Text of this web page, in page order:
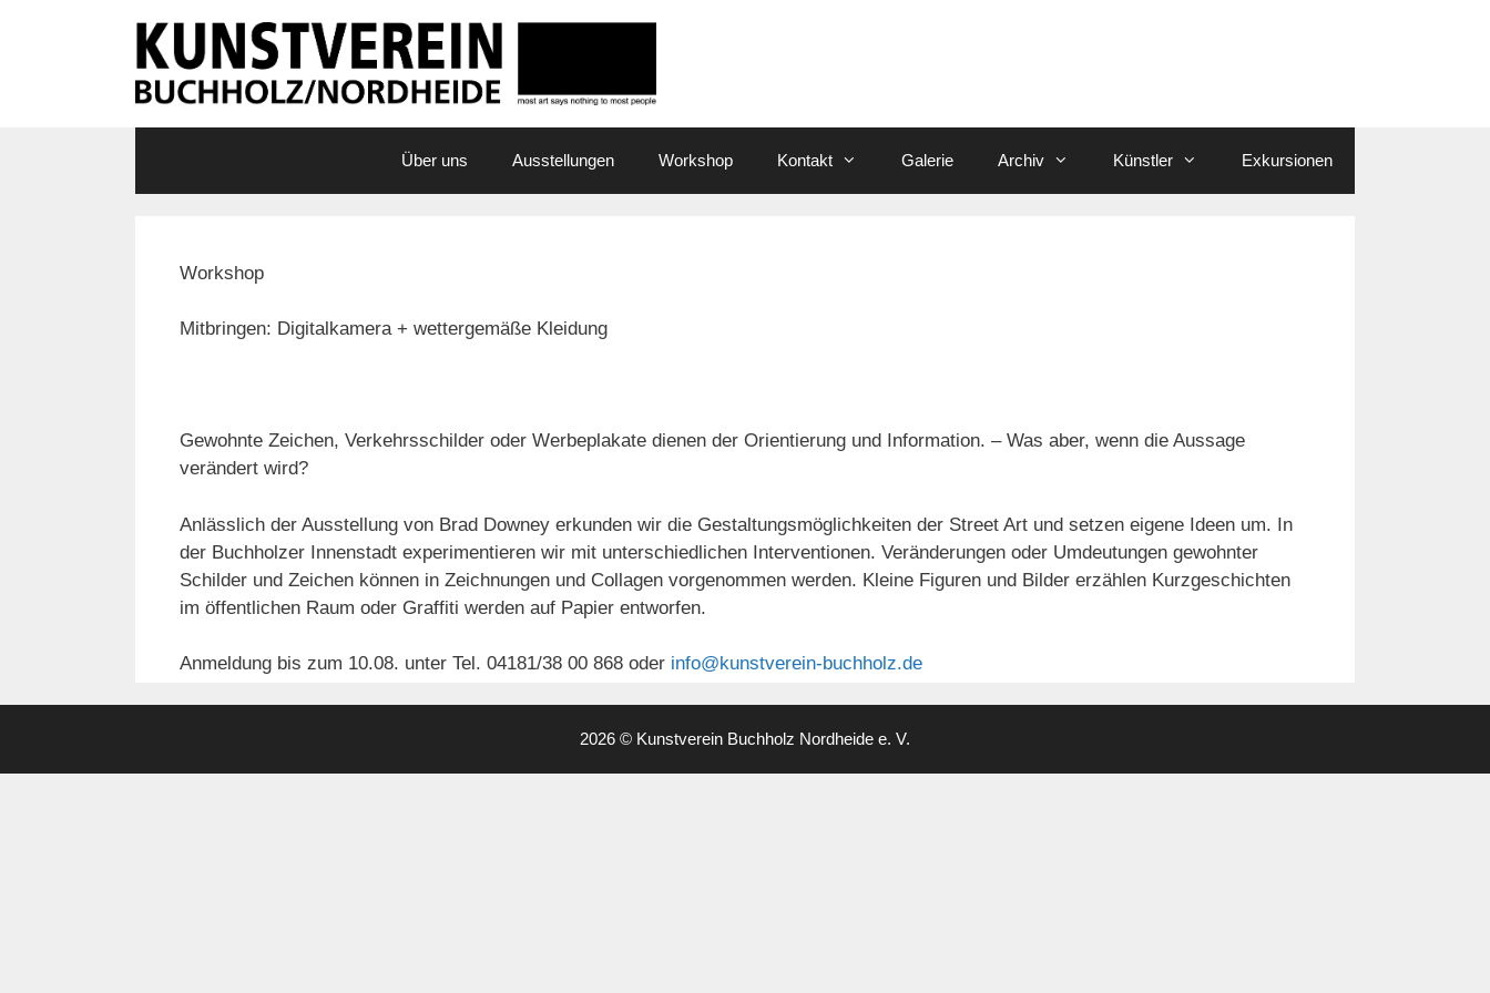
Über uns Ausstellungen Workshop Kontakt Galerie Archiv Künstler Exkursionen
Workshop
Mitbringen: Digitalkamera + wettergemäße Kleidung
Gewohnte Zeichen, Verkehrsschilder oder Werbeplakate dienen der Orientierung und Information. – Was aber, wenn die Aussage
verändert wird?
Anlässlich der Ausstellung von Brad Downey erkunden wir die Gestaltungsmöglichkeiten der Street Art und setzen eigene Ideen um. In
der Buchholzer Innenstadt experimentieren wir mit unterschiedlichen Interventionen. Veränderungen oder Umdeutungen gewohnter
Schilder und Zeichen können in Zeichnungen und Collagen vorgenommen werden. Kleine Figuren und Bilder erzählen Kurzgeschichten
im öffentlichen Raum oder Graffiti werden auf Papier entworfen.
Anmeldung bis zum 10.08. unter Tel. 04181/38 00 868 oder info@kunstverein-buchholz.de
2026 © Kunstverein Buchholz Nordheide e. V.